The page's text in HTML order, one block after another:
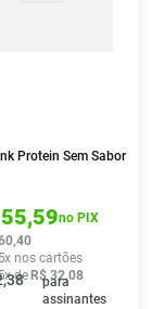
Protein Sem Sabor
,59no PIX
,40
5x nos cartões
x de R$ 32,08
,38
para
assinantes